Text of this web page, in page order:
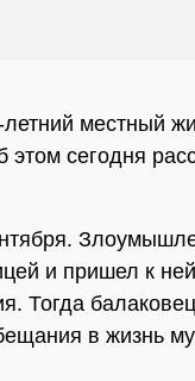
местный
сегодня
и пришел к
Тогда
в жизнь